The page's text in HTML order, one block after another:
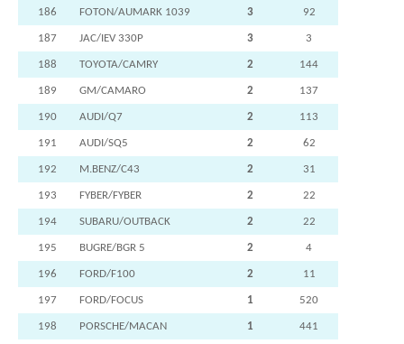
186 FOTON/AUMARK 1039 3 92
187 JAC/IEV 330P 3 3
188 TOYOTA/CAMRY 2 144
189 GM/CAMARO 2 137
190 AUDI/Q7 2 113
191 AUDI/SQ5 2 62
192 M.BENZ/C43 2 31
193 FYBER/FYBER 2 22
194 SUBARU/OUTBACK 2 22
195 BUGRE/BGR 5 2 4
196 FORD/F100 2 11
197 FORD/FOCUS 1 520
198 PORSCHE/MACAN 1 441